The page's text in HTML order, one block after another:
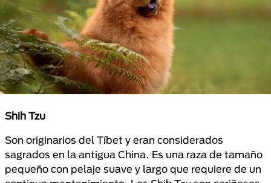
Shih Tzu
Son originarios del Tíbet y eran considerados
sagrados en la antigua China. Es una raza de tamaño
pequeño con pelaje suave y largo que requiere de un